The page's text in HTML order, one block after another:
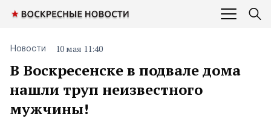
В Воскресенске в подвале дома
нашли труп неизвестного
мужчины!
Новости 10 мая 11:40